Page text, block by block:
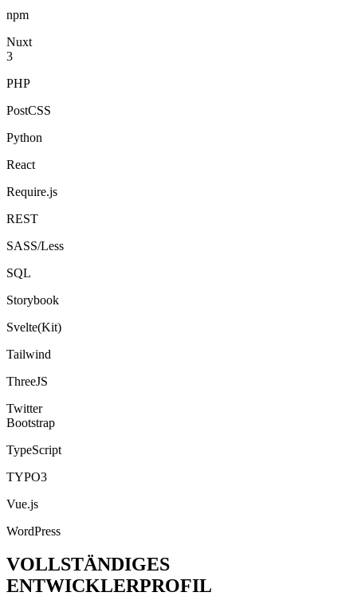
npm
Nuxt
3
PHP
PostCSS
Python
React
Require.js
REST
SASS/Less
SQL
Storybook
Svelte(Kit)
Tailwind
ThreeJS
Twitter
Bootstrap
TypeScript
TYPO3
Vue.js
WordPress
VOLLSTÄNDIGES
ENTWICKLERPROFIL